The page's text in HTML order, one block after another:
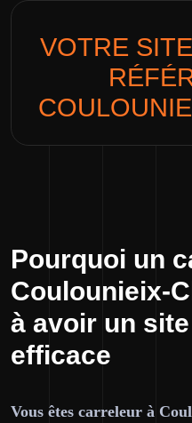
VOTRE SITE
Pourquoi un
Coulounieix-
à avoir un
efficace
Vous êtes carreleur à